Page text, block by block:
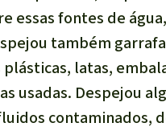
Caça furtiva
Áreas de proteção
essas fontes de
também
latas,
usadas. Despejou
contaminados,